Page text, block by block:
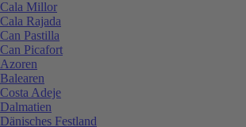
Cala Millor
Cala Rajada
Can Pastilla
Can Picafort
Azoren
Balearen
Costa Adeje
Dalmatien
Dänisches Festland